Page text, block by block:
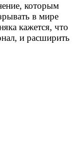
которым
в мире
кажется, что
и расширить